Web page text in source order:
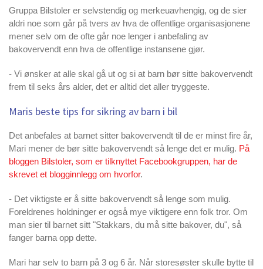
Gruppa Bilstoler er selvstendig og merkeuavhengig, og de sier
aldri noe som går på tvers av hva de offentlige organisasjonene
mener selv om de ofte går noe lenger i anbefaling av
bakovervendt enn hva de offentlige instansene gjør.
- Vi ønsker at alle skal gå ut og si at barn bør sitte bakovervendt
frem til seks års alder, det er alltid det aller tryggeste.
Maris beste tips for sikring av barn i bil
Det anbefales at barnet sitter bakovervendt til de er minst fire år,
Mari mener de bør sitte bakovervendt så lenge det er mulig. På
bloggen Bilstoler, som er tilknyttet Facebookgruppen, har de
skrevet et blogginnlegg om hvorfor.
- Det viktigste er å sitte bakovervendt så lenge som mulig.
Foreldrenes holdninger er også mye viktigere enn folk tror. Om
man sier til barnet sitt "Stakkars, du må sitte bakover, du", så
fanger barna opp dette.
Mari har selv to barn på 3 og 6 år. Når storesøster skulle bytte til